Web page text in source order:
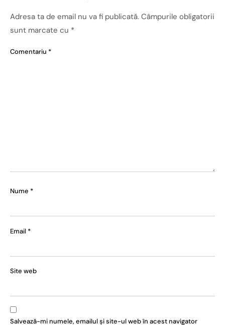
Adresa ta de email nu va fi publicată. Câmpurile obligatorii
sunt marcate cu *
Comentariu *
Nume *
Email *
Site web
Salvează-mi numele, emailul și site-ul web în acest navigator